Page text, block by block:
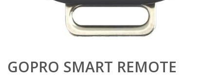
GOPRO SMART REMOTE